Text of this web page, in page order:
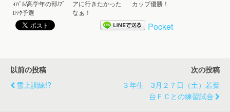
ｨﾊﾞﾙ/高学年の部/ﾌﾞ
ﾛｯｸ予選
アに行きたかった
なぁ！
カップ優勝！
Pocket
以前の投稿
雪上訓練!?
次の投稿
３年生 3月２７日（土）若葉
台ＦＣとの練習試合